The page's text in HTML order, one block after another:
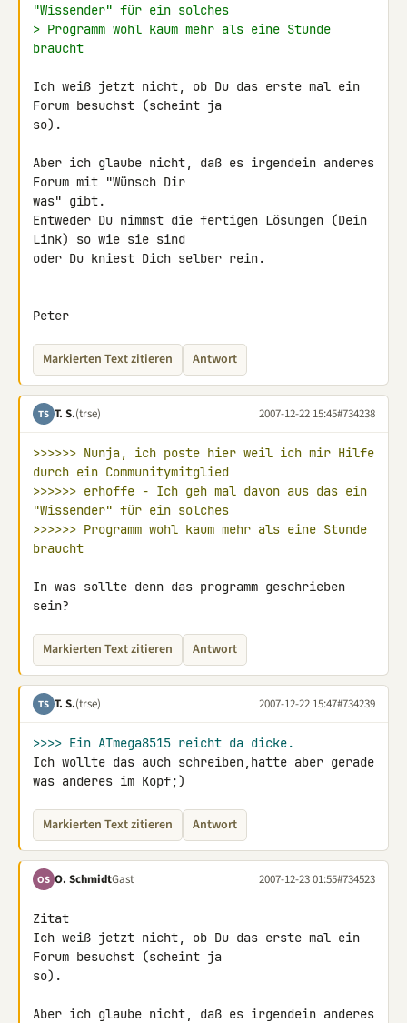
"Wissender" für ein solches
> Programm wohl kaum mehr als eine Stunde
braucht
Ich weiß jetzt nicht, ob Du das erste mal ein
Forum besuchst (scheint ja
so).
Aber ich glaube nicht, daß es irgendein anderes
Forum mit "Wünsch Dir
was" gibt.
Entweder Du nimmst die fertigen Lösungen (Dein
Link) so wie sie sind
oder Du kniest Dich selber rein.
Peter
Markierten Text zitieren Antwort
TS T. S.(trse) 2007-12-22 15:45#734238
>>>>>> Nunja, ich poste hier weil ich mir Hilfe
durch ein Communitymitglied
>>>>>> erhoffe - Ich geh mal davon aus das ein
"Wissender" für ein solches
>>>>>> Programm wohl kaum mehr als eine Stunde
braucht
In was sollte denn das programm geschrieben
sein?
Markierten Text zitieren Antwort
TS T. S.(trse) 2007-12-22 15:47#734239
>>>> Ein ATmega8515 reicht da dicke.
Ich wollte das auch schreiben,hatte aber gerade
was anderes im Kopf;)
Markierten Text zitieren Antwort
OS O. SchmidtGast 2007-12-23 01:55#734523
Zitat
Ich weiß jetzt nicht, ob Du das erste mal ein
Forum besuchst (scheint ja
so).
Aber ich glaube nicht, daß es irgendein anderes